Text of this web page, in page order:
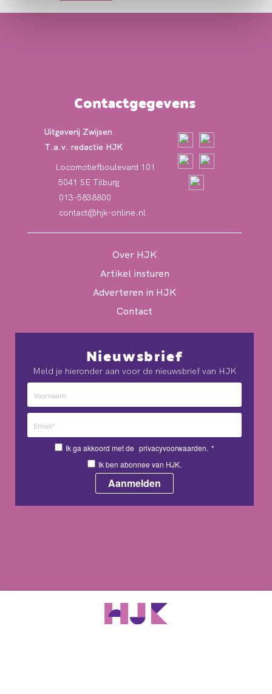
Nieuwsbrief
Meld je hieronder aan voor de nieuwsbrief van HJK
Ik ga akkoord met de privacyvoorwaarden. *
Ik ben abonnee van HJK.
Over HJK
Artikel insturen
Adverteren in HJK
Contact
Contactgegevens
Uitgeverij Zwijsen
T.a.v. redactie HJK
Locomotiefboulevard 101
5041 SE Tilburg
013-5838800
contact@hjk-online.nl